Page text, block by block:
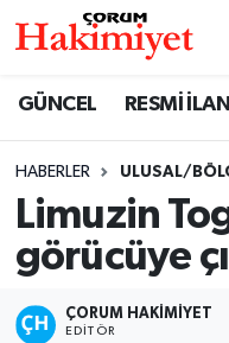
GÜNCEL RESMİ
HABERLER ULUSAL/
Limuzin
görücüye
ÇORUM HAKIMIYET
EDITÖR
SAĞLIK
ASAYİŞ
EKONOMİ
Nöbetçi
Çorum Namaz
Trafik Durumu
Süper Lig Puan